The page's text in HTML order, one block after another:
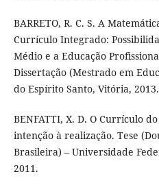
BARRETO, R. C. S. A
Currículo Integrado:
Médio e a Educação
Dissertação (Mestrado em
do Espírito Santo, Vitória, 2013.
BENFATTI, X. D. O Currículo
intenção à realização. Tese
Brasileira) – Universidade
2011.